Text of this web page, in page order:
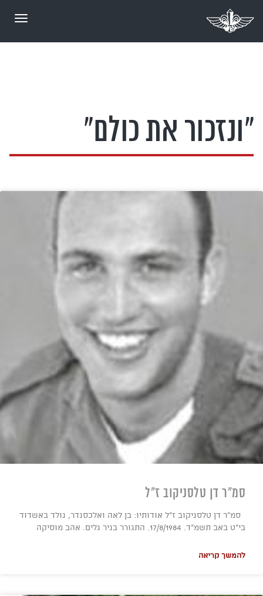
"ונזכור את כולם"
סמ"ר דן טלסניקוב ז"ל
סמ"ר דן טלסניקוב ז"ל אודותיו: בן לאה ואלכסנדר, נולד באשדוד
בי"ט באב תשמ"ד. 17/8/1984. התגורר בניר גלים. אהב מוסיקה
להמשך קריאה